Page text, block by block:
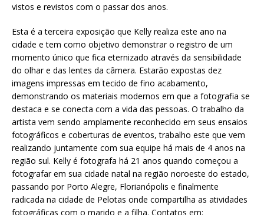
vistos e revistos com o passar dos anos.
Esta é a terceira exposição que Kelly realiza este ano na
cidade e tem como objetivo demonstrar o registro de um
momento único que fica eternizado através da sensibilidade
do olhar e das lentes da câmera. Estarão expostas dez
imagens impressas em tecido de fino acabamento,
demonstrando os materiais modernos em que a fotografia se
destaca e se conecta com a vida das pessoas. O trabalho da
artista vem sendo amplamente reconhecido em seus ensaios
fotográficos e coberturas de eventos, trabalho este que vem
realizando juntamente com sua equipe há mais de 4 anos na
região sul. Kelly é fotografa há 21 anos quando começou a
fotografar em sua cidade natal na região noroeste do estado,
passando por Porto Alegre, Florianópolis e finalmente
radicada na cidade de Pelotas onde compartilha as atividades
fotográficas com o marido e a filha. Contatos em: